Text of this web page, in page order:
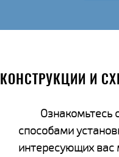
КОНСТРУКЦИИ И
Ознакомьтесь
способами
интересующих вас